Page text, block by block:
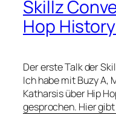
Skillz
Hop
Der erste Talk der
Ich habe mit Buzy A,
Katharsis über Hip
gesprochen. Hier